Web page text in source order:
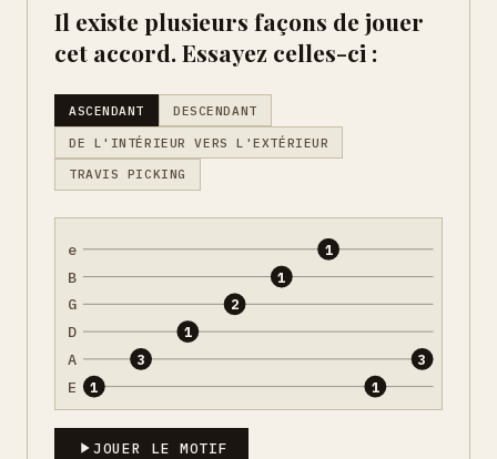
Il existe plusieurs façons de jouer
cet accord. Essayez celles-ci :
ASCENDANT DESCENDANT
DE L'INTÉRIEUR VERS L'EXTÉRIEUR
TRAVIS PICKING
e
B
G
D
A
E 1
3
1
2
1
1
1
3
JOUER LE MOTIF